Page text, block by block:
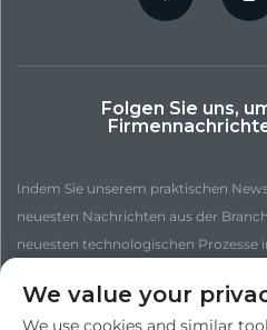
Folgen Sie uns,
Indem Sie unserem praktischen
neuesten Nachrichten aus der
neuesten technologischen Prozesse
We value your
We use cookies and similar